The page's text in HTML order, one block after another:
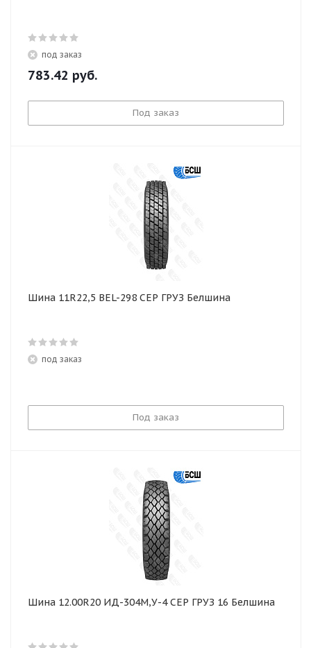
под заказ
783.42 руб.
Под заказ
Шина 11R22,5 BEL-298 СЕР ГРУЗ Белшина
под заказ
Под заказ
Шина 12.00R20 ИД-304М,У-4 СЕР ГРУЗ 16 Белшина